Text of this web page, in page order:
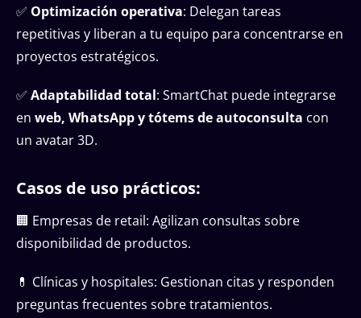
✅ Optimización operativa: Delegan tareas
repetitivas y liberan a tu equipo para concentrarse en
proyectos estratégicos.
✅ Adaptabilidad total: SmartChat puede integrarse
en web, WhatsApp y tótems de autoconsulta con
un avatar 3D.
Casos de uso prácticos:
🏢 Empresas de retail: Agilizan consultas sobre
disponibilidad de productos.
💊 Clínicas y hospitales: Gestionan citas y responden
preguntas frecuentes sobre tratamientos.